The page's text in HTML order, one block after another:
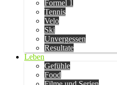
Formel 1
Tennis
Velo
Ski
Unvergessen
Resultate
Leben
Gefühle
Food